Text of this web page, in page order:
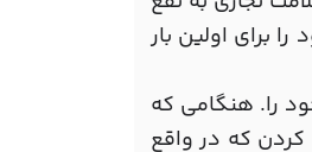
برای اولین بار
را. هنگامی که
که در واقع